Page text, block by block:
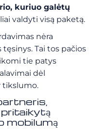
kuriuo galėtų
valdyti visą paketą.
nėra
Tai tos pačios
tie patys
dėl
tikslumo.
mobilumą